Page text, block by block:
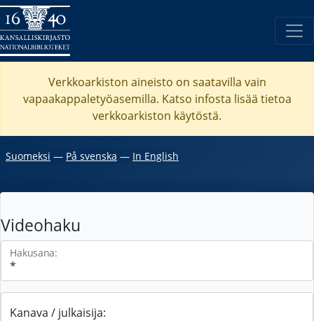
Verkkoarkiston aineisto on saatavilla vain
vapaakappaletyöasemilla. Katso infosta lisää tietoa
verkkoarkiston käytöstä.
Suomeksi ― På svenska ― In English
Videohaku
Hakusana:
Kanava / julkaisija: